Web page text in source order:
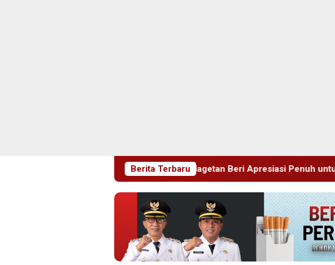
Berita Terbaru
Wabup Magetan Beri Apresiasi Penuh untuk Kemajuan Daerah